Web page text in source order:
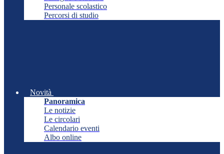
Personale scolastico
Percorsi di studio
Novità
Panoramica
Le notizie
Le circolari
Calendario eventi
Albo online